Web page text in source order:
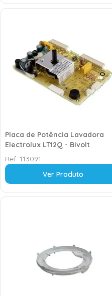
Placa de Potência Lavadora
Electrolux LT12Q - Bivolt
Ref: 113091
Ver Produto